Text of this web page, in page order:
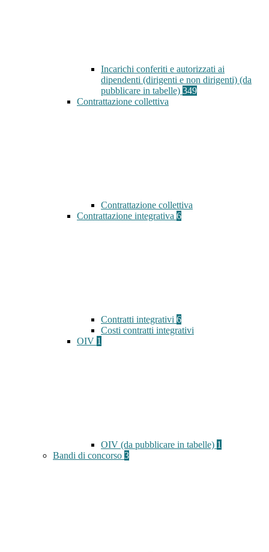
Incarichi conferiti e autorizzati ai
dipendenti (dirigenti e non dirigenti) (da
pubblicare in tabelle) 349
Contrattazione collettiva
Contrattazione collettiva
Contrattazione integrativa 6
Contratti integrativi 6
Costi contratti integrativi
OIV 1
OIV (da pubblicare in tabelle) 1
Bandi di concorso 3